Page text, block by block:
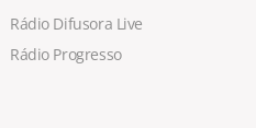
Rádio Difusora Live
Rádio Progresso